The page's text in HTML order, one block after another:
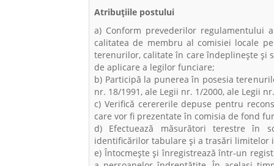
Atribuțiile postului
a) Conform prevederilor regulamentului
calitatea de membru al comisiei locale
terenurilor, calitate în care îndeplineşte și
de aplicare a legilor funciare;
b) Participă la punerea în posesia
nr. 18/1991, ale Legii nr. 1/2000, ale Legii
c) Verifică cerererile depuse pentru
care vor fi prezentate în comisia de fond
d) Efectuează măsurători terestre în
identificărilor tabulare și a trasări limitelor
e) Întocmeşte și înregistrează într-un